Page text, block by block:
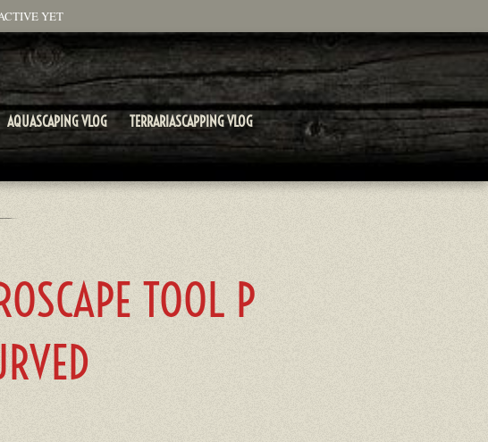
YET
AQUASCAPING VLOG
TERRARIASCAPPING VLOG
TOOL P